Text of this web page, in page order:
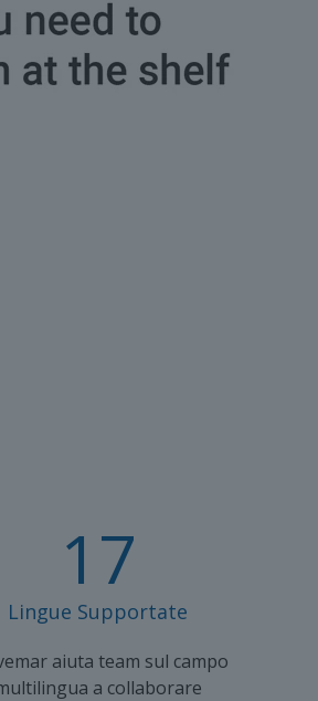
17
Lingue Supportate
aiuta team sul campo
a collaborare